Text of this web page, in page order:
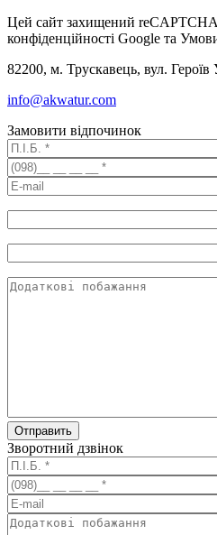
Цей сайт захищений
конфіденційності Google та
82200, м. Трускавець, вул.
info@akwatur.com
Замовити відпочинок
Зворотний дзвінок